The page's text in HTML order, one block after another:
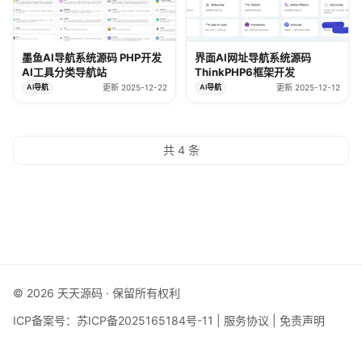
墨鱼AI导航系统源码 PHP开发
AI工具分类导航站
AI导航 更新 2025-12-22
界面AI网址导航系统源码
ThinkPHP6框架开发
AI导航 更新 2025-12-12
共 4 条
© 2026 天天源码 · 保留所有权利
ICP备案号： 苏ICP备2025165184号-11 服务协议 免责声明